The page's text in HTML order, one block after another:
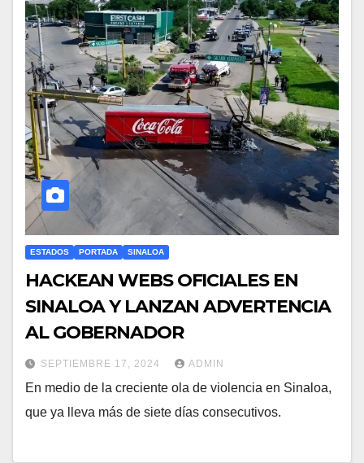
ESTADOS PORTADA SINALOA
HACKEAN WEBS OFICIALES EN
SINALOA Y LANZAN ADVERTENCIA
AL GOBERNADOR
SEPTIEMBRE 17, 2024 ADMIN
En medio de la creciente ola de violencia en Sinaloa,
que ya lleva más de siete días consecutivos.